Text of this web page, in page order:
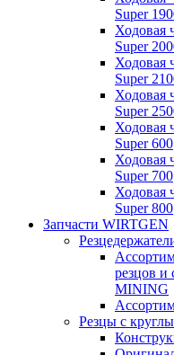
Super
Ходовая
Super
Ходовая
Super
Ходовая
Super
Ходовая
Super 600
Ходовая
Super 700
Ходовая
Super 800
Запчасти WIRTGEN
резцов и
MINING
Резцы с